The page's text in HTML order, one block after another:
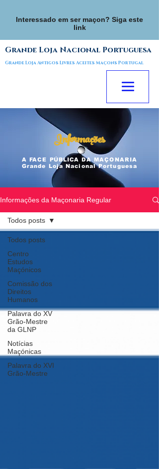
Interessado em ser maçon? Siga este
link
Grande Loja Nacional Portuguesa
Grande Loja Antigos Livres Aceites Maçons Portugal
Informações
A FACE PÚBLICA DA MAÇONARIA
Grande Loja Nacional Portuguesa
Informações da Maçonaria Regular
Todos posts
Centro
Estudos
Maçónicos
Comissão dos
Direitos
Humanos
Palavra do XV
Grão-Mestre
da GLNP
Notícias
Maçónicas
Palavra do XVI
Grão-Mestre
Todos posts